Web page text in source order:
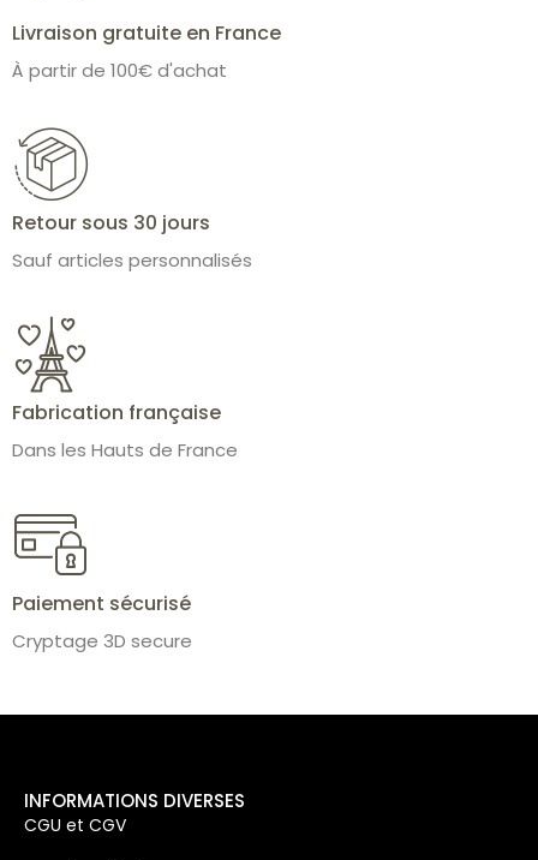
Livraison gratuite en France
À partir de 100€ d'achat
Retour sous 30 jours
Sauf articles personnalisés
Fabrication française
Dans les Hauts de France
Paiement sécurisé
Cryptage 3D secure
INFORMATIONS DIVERSES
CGU et CGV